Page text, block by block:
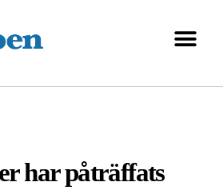
har påträffats